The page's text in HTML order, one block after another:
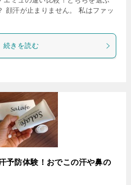
顔汗が止まりません。 私はファッ
続きを読む
予防体験！おでこの汗や鼻の